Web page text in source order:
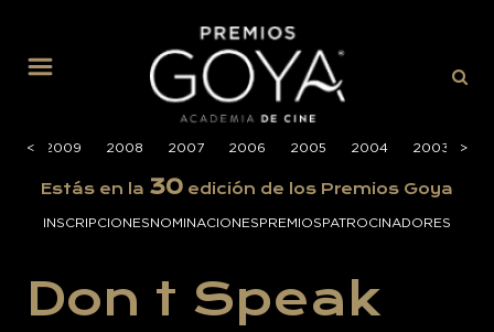
<
< 2009 2008 2007 2006 2005 2004 2003 >
>
Estás en la 30 edición de los Premios Goya
INSCRIPCIONESNOMINACIONESPREMIOSPATROCINADORES
Don t Speak